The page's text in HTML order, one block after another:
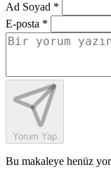
Ad Soyad *
E-posta *
Yorum Yap
Bu makaleye henüz